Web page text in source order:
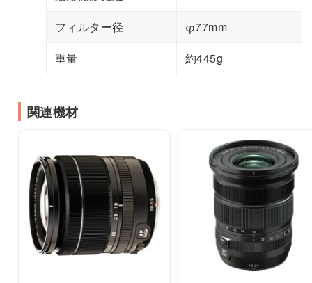
フィルター径
φ77mm
重量
約445g
関連機材